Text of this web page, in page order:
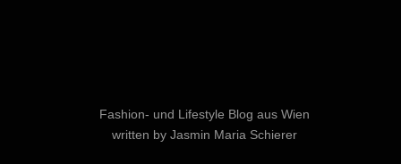
Fashion- und Lifestyle Blog aus Wien
written by Jasmin Maria Schierer